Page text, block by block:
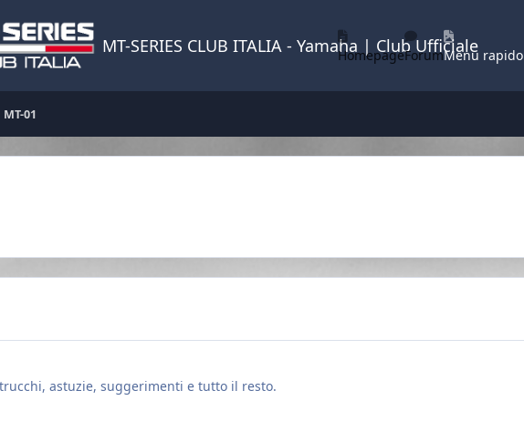
MT-SERIES CLUB ITALIA - Yamaha | Club Ufficiale
HomepageForumMenu rapido
MT-01
astuzie, suggerimenti e tutto il resto.